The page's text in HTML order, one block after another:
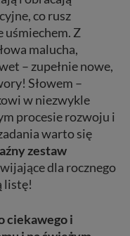
co rusz
uśmiechem. Z
malucha,
– zupełnie nowe,
Słowem –
w niezwykle
procesie rozwoju i
warto się
zestaw
dla rocznego
listę!
ciekawego i